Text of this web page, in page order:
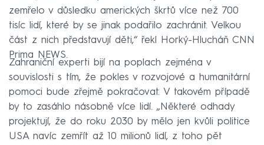
zemřelo v důsledku amerických škrtů více než 700
tisíc lidí, které by se jinak podařilo zachránit. Velkou
část z nich představují děti,“ řekl Horký-Hlucháň CNN
Prima NEWS.
Zahraniční experti bijí na poplach zejména v
souvislosti s tím, že pokles v rozvojové a humanitární
pomoci bude zřejmě pokračovat. V takovém případě
by to zasáhlo násobně více lidí. „Některé odhady
projektují, že do roku 2030 by mělo jen kvůli politice
USA navíc zemřít až 10 milionů lidí, z toho pět